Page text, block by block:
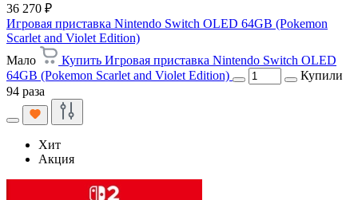
36 270 ₽
Игровая приставка Nintendo Switch OLED 64GB (Pokemon
Scarlet and Violet Edition)
Мало
Купить Игровая приставка Nintendo Switch OLED
64GB (Pokemon Scarlet and Violet Edition)
Купили
94 раза
Хит
Акция